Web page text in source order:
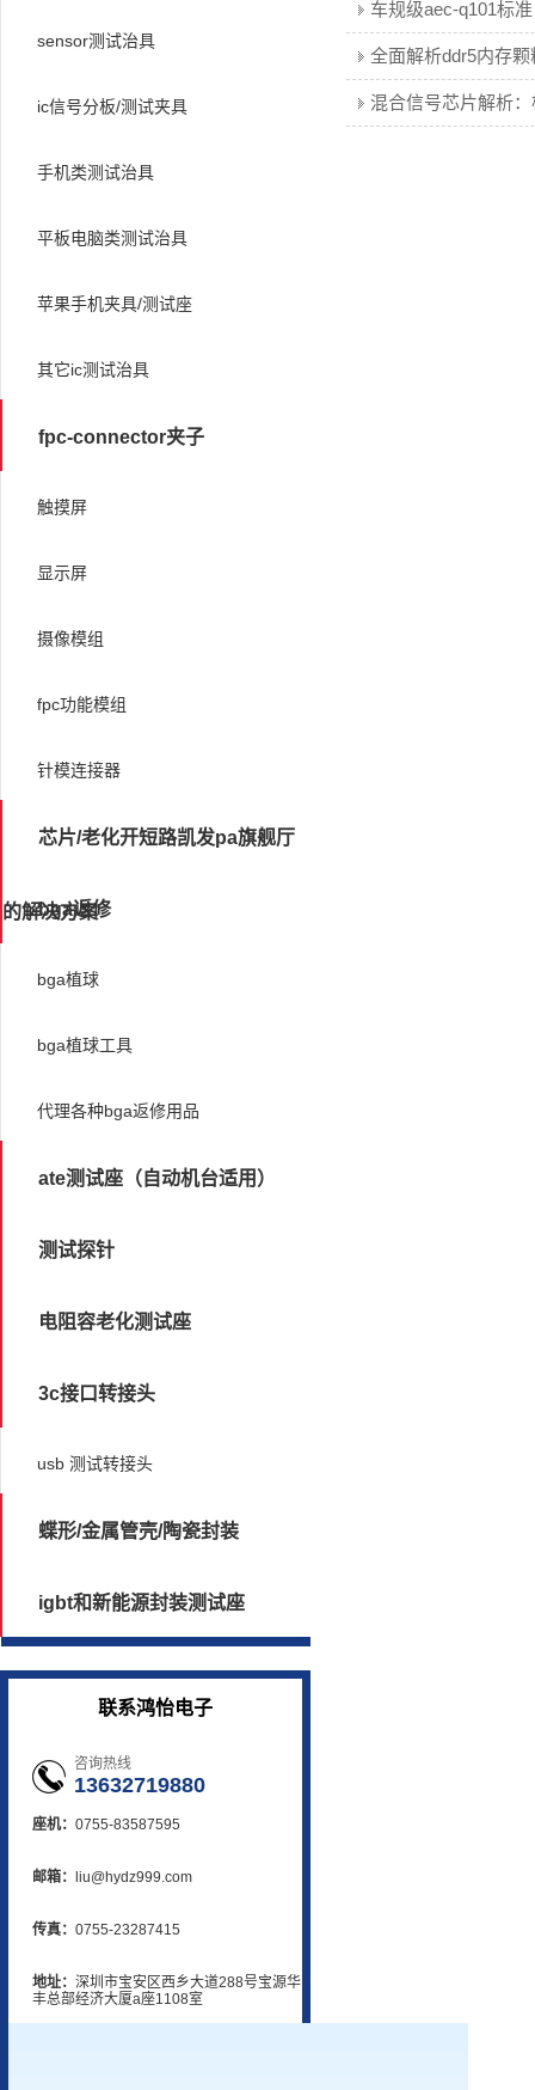
sensor测试治具
ic信号分板/测试夹具
手机类测试治具
平板电脑类测试治具
苹果手机夹具/测试座
其它ic测试治具
fpc-connector夹子
触摸屏
显示屏
摄像模组
fpc功能模组
针模连接器
芯片/老化开短路凯发pa旗舰厅
的解决方案
bga返修
bga植球
bga植球工具
代理各种bga返修用品
ate测试座（自动机台适用）
测试探针
电阻容老化测试座
3c接口转接头
usb 测试转接头
蝶形/金属管壳/陶瓷封装
igbt和新能源封装测试座
联系鸿怡电子
咨询热线
13632719880
座机： 0755-83587595
邮箱： liu@hydz999.com
传真： 0755-23287415
地址： 深圳市宝安区西乡大道288号宝源华
丰总部经济大厦a座1108室